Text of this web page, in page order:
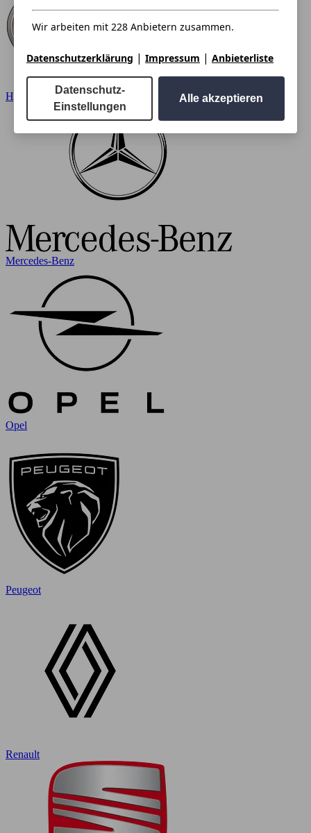
Hyundai
Mercedes-Benz
Opel
Peugeot
Renault
Wir arbeiten mit 228 Anbietern zusammen.
Datenschutzerklärung | Impressum | Anbieterliste
Datenschutz-
Einstellungen
Alle akzeptieren